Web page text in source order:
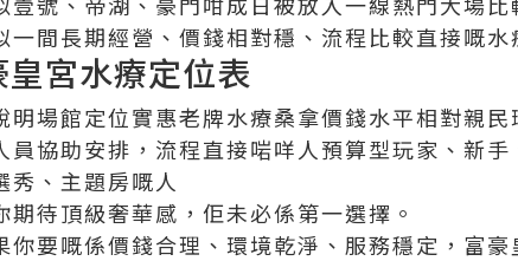
一間長期經營、價錢相對穩、流程比較直接嘅水
皇宮水療定位表
明場館定位實惠老牌水療桑拿價錢水平相對親
員協助安排，流程直接啱咩人預算型玩家、新
秀、主題房嘅人
期待頂級奢華感，佢未必係第一選擇。
你要嘅係價錢合理、環境乾淨、服務穩定，富豪